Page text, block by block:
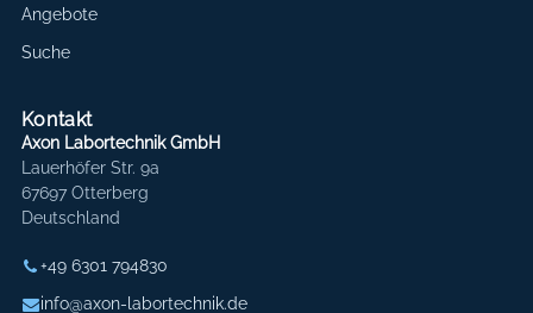
Angebote
Suche
Kontakt
Axon Labortechnik GmbH
Lauerhöfer Str. 9a
67697 Otterberg
Deutschland
+49 6301 794830
info@axon-labortechnik.de